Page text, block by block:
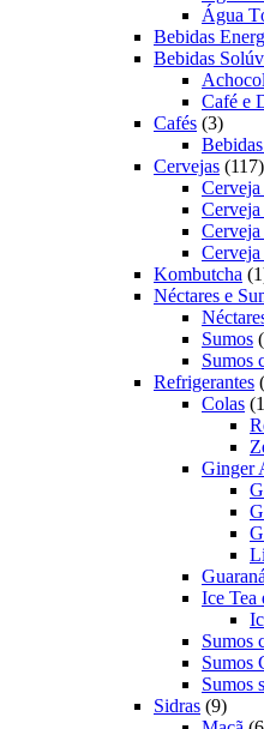
Água
Bebidas
Bebidas
Café e
Cafés 33
Cervejas 117
Cerveja
Kombutcha 1
Néctares e
Sumos
Sumos
Refrigerantes
Colas
Ginger
Guaraná
Ice Tea
Sumos
Sumos
Sumos
Sidras 99